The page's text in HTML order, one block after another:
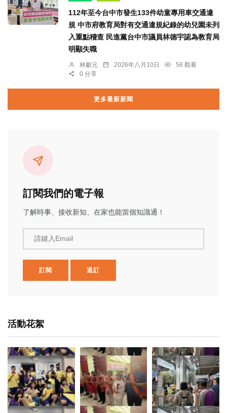
112年至今台中市發生133件幼童專用車交通違
規 中市府教育局對有交通違規紀錄的幼兒園未列
入重點稽查 民進黨台中市議員林德宇認為教育局
明顯失職
林獻元 2026年八月10日
56 觀看
0 分享
更多最新新聞
訂閱我們的電子報
了解時事、接收新知、在家也能當個知識通！
請鍵入Email
訂閱 退訂
活動花絮